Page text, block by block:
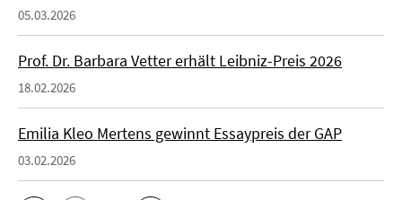
05.03.2026
Prof. Dr. Barbara Vetter erhält Leibniz-Preis 2026
18.02.2026
Emilia Kleo Mertens gewinnt Essaypreis der GAP
03.02.2026